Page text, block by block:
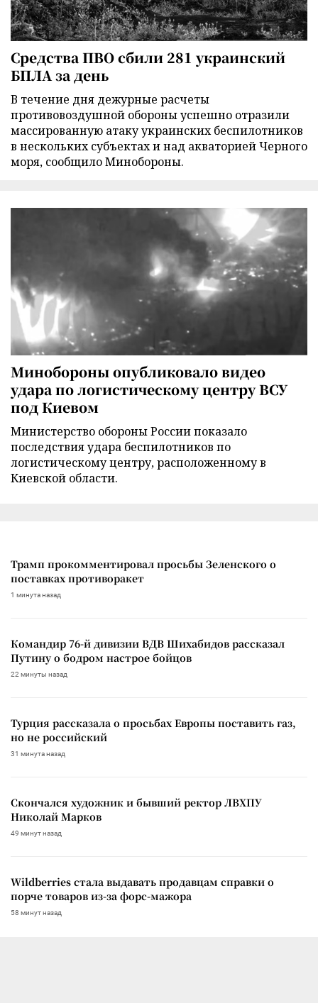
Средства ПВО сбили 281 украинский
БПЛА за день
В течение дня дежурные расчеты
противовоздушной обороны успешно отразили
массированную атаку украинских беспилотников
в нескольких субъектах и над акваторией Черного
моря, сообщило Минобороны.
Минобороны опубликовало видео
удара по логистическому центру ВСУ
под Киевом
Министерство обороны России показало
последствия удара беспилотников по
логистическому центру, расположенному в
Киевской области.
Трамп прокомментировал просьбы Зеленского о
поставках противоракет
1 минута назад
Командир 76-й дивизии ВДВ Шихабидов рассказал
Путину о бодром настрое бойцов
22 минуты назад
Турция рассказала о просьбах Европы поставить газ,
но не российский
31 минута назад
Скончался художник и бывший ректор ЛВХПУ
Николай Марков
49 минут назад
Wildberries стала выдавать продавцам справки о
порче товаров из-за форс-мажора
58 минут назад